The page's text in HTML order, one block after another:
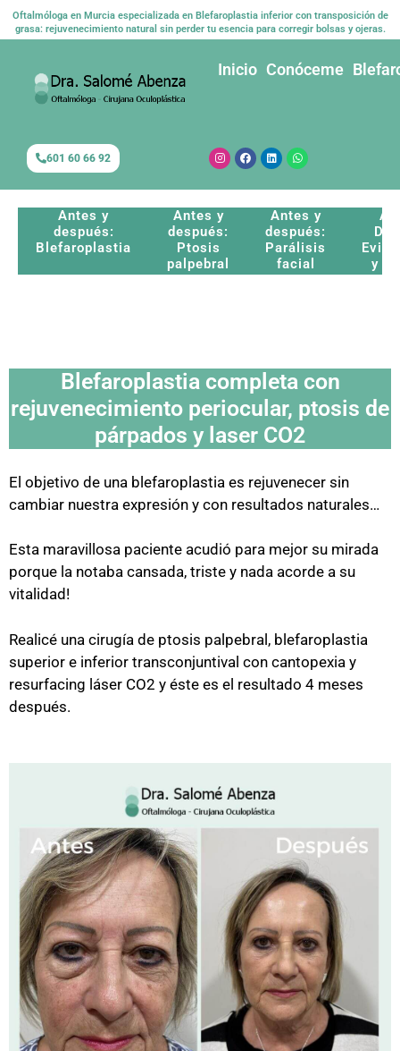
Oftalmóloga en Murcia especializada en Blefaroplastia inferior con transposición de
grasa: rejuvenecimiento natural sin perder tu esencia para corregir bolsas y ojeras.
Inicio Conóceme
601 60 66 92
Antes y
después:
Blefaroplastia
Antes y
después:
Ptosis
palpebral
Antes y
después:
Parálisis
facial
y
Blefaroplastia completa con
rejuvenecimiento periocular, ptosis de
párpados y laser CO2
El objetivo de una blefaroplastia es rejuvenecer sin
cambiar nuestra expresión y con resultados naturales…
Esta maravillosa paciente acudió para mejor su mirada
porque la notaba cansada, triste y nada acorde a su
vitalidad!
Realicé una cirugía de ptosis palpebral, blefaroplastia
superior e inferior transconjuntival con cantopexia y
resurfacing láser CO2 y éste es el resultado 4 meses
después.